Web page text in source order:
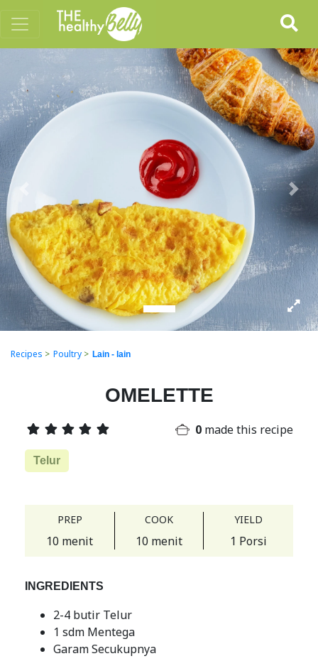
Next
Recipes > Poultry > Lain - lain
OMELETTE
0 made this recipe
Telur
PREP
10 menit
COOK
10 menit
YIELD
1 Porsi
INGREDIENTS
2-4 butir Telur
1 sdm Mentega
Garam Secukupnya